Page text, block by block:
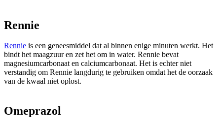
Rennie
Rennie is een geneesmiddel dat al binnen enige minuten werkt. Het
bindt het maagzuur en zet het om in water. Rennie bevat
magnesiumcarbonaat en calciumcarbonaat. Het is echter niet
verstandig om Rennie langdurig te gebruiken omdat het de oorzaak
van de kwaal niet oplost.
Omeprazol